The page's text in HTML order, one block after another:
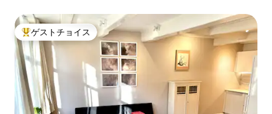
大好評のゲストチョイスです。
ゲストチョイス